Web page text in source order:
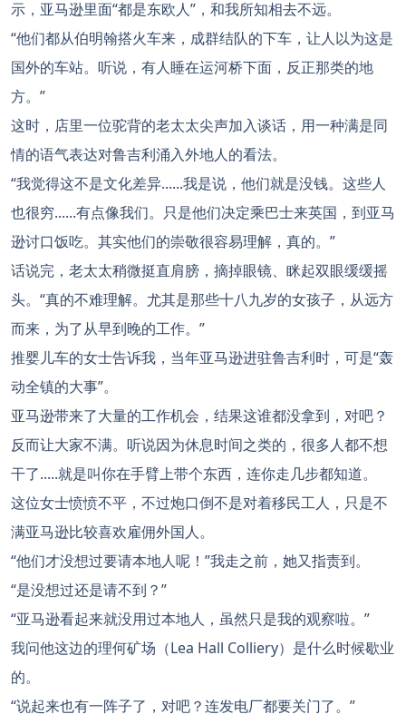
示，亚马逊里面“都是东欧人”，和我所知相去不远。
“他们都从伯明翰搭火车来，成群结队的下车，让人以为这是
国外的车站。听说，有人睡在运河桥下面，反正那类的地
方。”
这时，店里一位驼背的老太太尖声加入谈话，用一种满是同
情的语气表达对鲁吉利涌入外地人的看法。
“我觉得这不是文化差异......我是说，他们就是没钱。这些人
也很穷......有点像我们。只是他们决定乘巴士来英国，到亚马
逊讨口饭吃。其实他们的崇敬很容易理解，真的。”
话说完，老太太稍微挺直肩膀，摘掉眼镜、眯起双眼缓缓摇
头。“真的不难理解。尤其是那些十八九岁的女孩子，从远方
而来，为了从早到晚的工作。”
推婴儿车的女士告诉我，当年亚马逊进驻鲁吉利时，可是“轰
动全镇的大事”。
亚马逊带来了大量的工作机会，结果这谁都没拿到，对吧？
反而让大家不满。听说因为休息时间之类的，很多人都不想
干了.....就是叫你在手臂上带个东西，连你走几步都知道。
这位女士愤愤不平，不过炮口倒不是对着移民工人，只是不
满亚马逊比较喜欢雇佣外国人。
“他们才没想过要请本地人呢！”我走之前，她又指责到。
“是没想过还是请不到？”
“亚马逊看起来就没用过本地人，虽然只是我的观察啦。”
我问他这边的理何矿场（Lea Hall Colliery）是什么时候歇业
的。
“说起来也有一阵子了，对吧？连发电厂都要关门了。”